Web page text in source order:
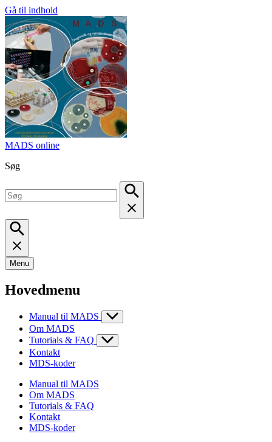
Gå til indhold
MADS online
Søg
Menu
Hovedmenu
Manual til MADS
Om MADS
Tutorials & FAQ
Kontakt
MDS-koder
Manual til MADS
Om MADS
Tutorials & FAQ
Kontakt
MDS-koder